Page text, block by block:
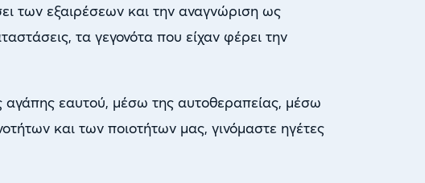
των εξαιρέσεων και την αναγνώριση ως
τα γεγονότα που είχαν φέρει την
εαυτού, μέσω της αυτοθεραπείας, μέσω
και των ποιοτήτων μας, γινόμαστε ηγέτες